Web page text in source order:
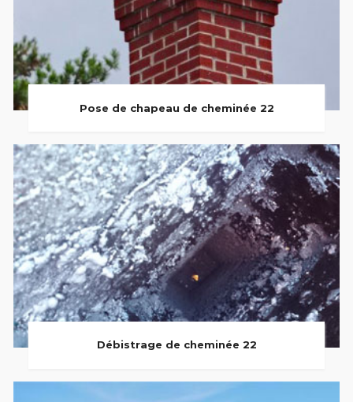
Pose de chapeau de cheminée 22
Débistrage de cheminée 22